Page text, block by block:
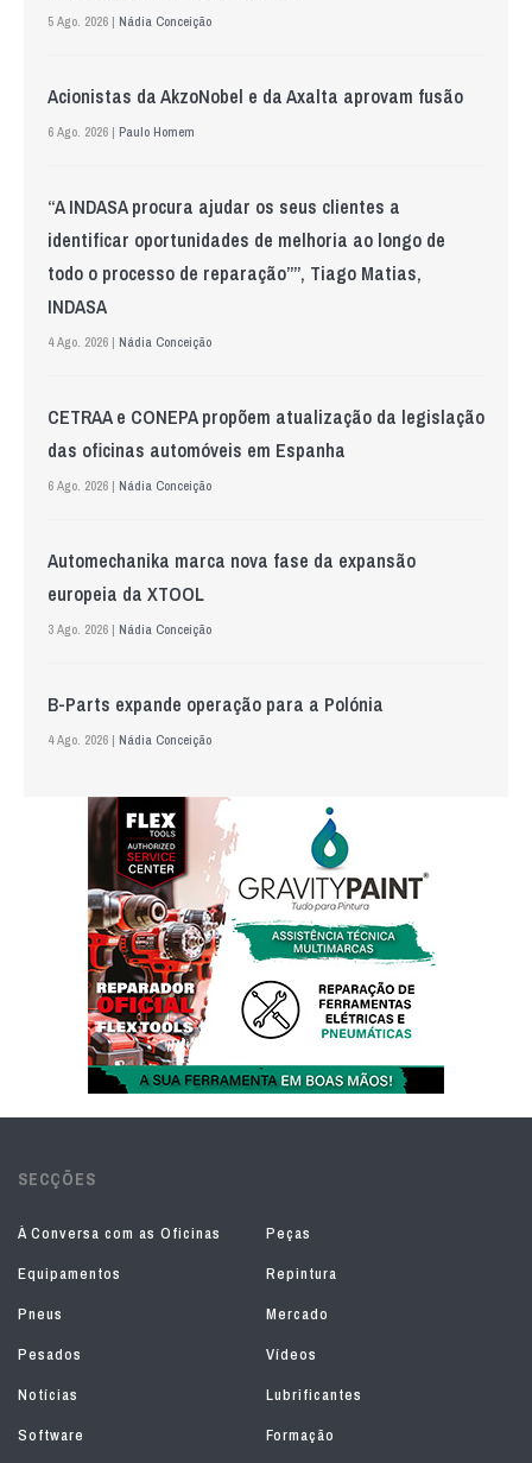
5 Ago. 2026 | Nádia Conceição
Acionistas da AkzoNobel e da Axalta aprovam fusão
6 Ago. 2026 | Paulo Homem
“A INDASA procura ajudar os seus clientes a
identificar oportunidades de melhoria ao longo de
todo o processo de reparação””, Tiago Matias,
INDASA
4 Ago. 2026 | Nádia Conceição
CETRAA e CONEPA propõem atualização da legislação
das oficinas automóveis em Espanha
6 Ago. 2026 | Nádia Conceição
Automechanika marca nova fase da expansão
europeia da XTOOL
3 Ago. 2026 | Nádia Conceição
B-Parts expande operação para a Polónia
4 Ago. 2026 | Nádia Conceição
SECÇÕES
À Conversa com as Oficinas
Peças
Equipamentos
Repintura
Pneus
Mercado
Pesados
Vídeos
Notícias
Lubrificantes
Software
Formação